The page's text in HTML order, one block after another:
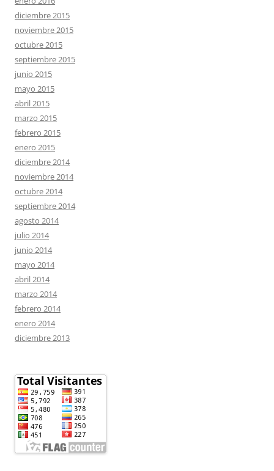
diciembre 2015
noviembre 2015
octubre 2015
septiembre 2015
junio 2015
mayo 2015
abril 2015
marzo 2015
febrero 2015
enero 2015
diciembre 2014
noviembre 2014
octubre 2014
septiembre 2014
agosto 2014
julio 2014
junio 2014
mayo 2014
abril 2014
marzo 2014
febrero 2014
enero 2014
diciembre 2013